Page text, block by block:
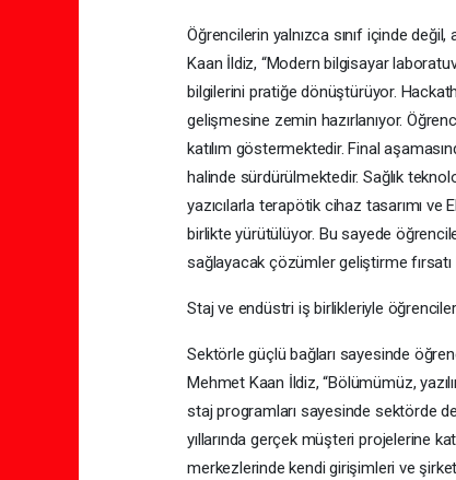
Öğrencilerin yalnızca sınıf içinde
Kaan İldiz, “Modern bilgisayar
bilgilerini pratiğe dönüştürüyor.
gelişmesine zemin hazırlanıyor.
katılım göstermektedir. Final
halinde sürdürülmektedir. Sağlık
yazıcılarla terapötik cihaz tasarımı
birlikte yürütülüyor. Bu sayede
sağlayacak çözümler geliştirme fırsatı
Staj ve endüstri iş birlikleriyle
Sektörle güçlü bağları sayesinde
Mehmet Kaan İldiz, “Bölümümüz,
staj programları sayesinde sektörde
yıllarında gerçek müşteri projelerine
merkezlerinde kendi girişimleri ve